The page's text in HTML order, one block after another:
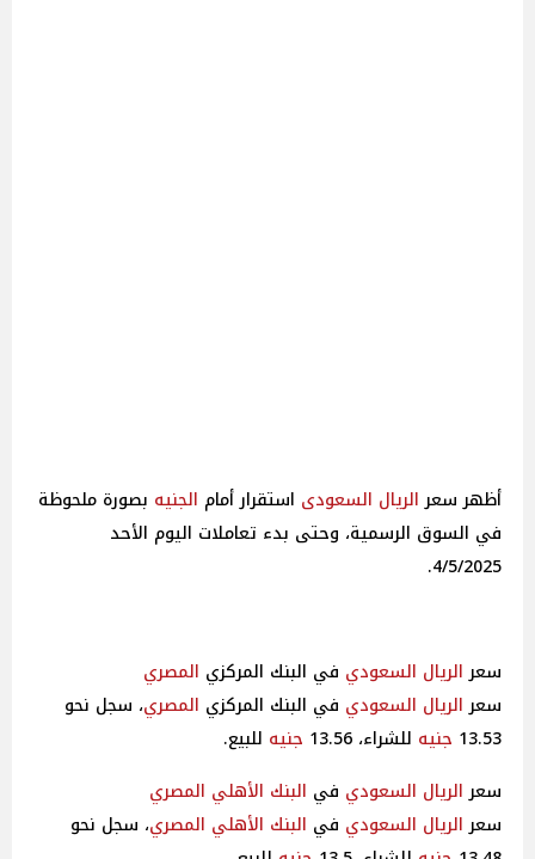
أظهر سعرالريال السعودى استقرار أمام الجنيه بصورة ملحوظة
في السوق الرسمية، وحتى بدء تعاملات اليوم الأحد
4/5/2025.
سعرالريال السعودي في البنك المركزي المصري
سعرالريال السعودي في البنك المركزي المصري، سجل نحو
13.53 جنيه للشراء، 13.56 جنيه للبيع.
سعرالريال السعودي في البنك الأهلي المصري
سعرالريال السعودي في البنك الأهلي المصري، سجل نحو